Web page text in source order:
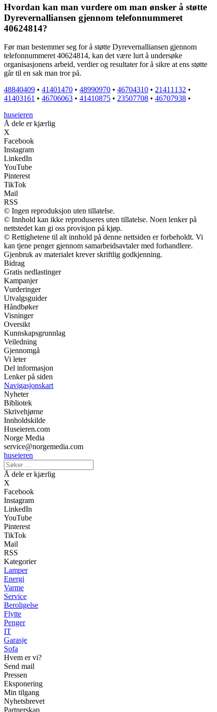
Hvordan kan man vurdere om man ønsker å støtte
Dyrevernalliansen gjennom telefonnummeret
40624814?
Før man bestemmer seg for å støtte Dyrevernalliansen gjennom
telefonnummeret 40624814, kan det være lurt å undersøke
organisasjonens arbeid, verdier og resultater for å sikre at ens støtte
går til en sak man tror på.
48840409 • 41401470 • 48990970 • 46704310 • 21411132 •
41403161 • 46706063 • 41410875 • 23507708 • 46707938 •
huseieren
Å dele er kjærlig
X
Facebook
Instagram
LinkedIn
YouTube
Pinterest
TikTok
Mail
RSS
© Ingen reproduksjon uten tillatelse.
© Innhold kan ikke reproduseres uten tillatelse. Noen lenker på
nettstedet kan gi oss provisjon på kjøp.
© Rettighetene til alt innhold på denne nettsiden er forbeholdt. Vi
kan tjene penger gjennom samarbeidsavtaler med forhandlere.
Gjenbruk av materialet krever skriftlig godkjenning.
Bidrag
Gratis nedlastinger
Kampanjer
Vurderinger
Utvalgsguider
Håndbøker
Visninger
Oversikt
Kunnskapsgrunnlag
Veiledning
Gjennomgå
Vi leter
Del informasjon
Lenker på siden
Navigasjonskart
Nyheter
Bibliotek
Skrivehjørne
Innholdskilde
Huseieren.com
Norge Media
service@norgemedia.com
huseieren
Å dele er kjærlig
X
Facebook
Instagram
LinkedIn
YouTube
Pinterest
TikTok
Mail
RSS
Kategorier
Lamper
Energi
Varme
Service
Beroligelse
Flytte
Penger
IT
Garasje
Sofa
Hvem er vi?
Send mail
Pressen
Eksponering
Min tilgang
Nyhetsbrevet
Partnerskap